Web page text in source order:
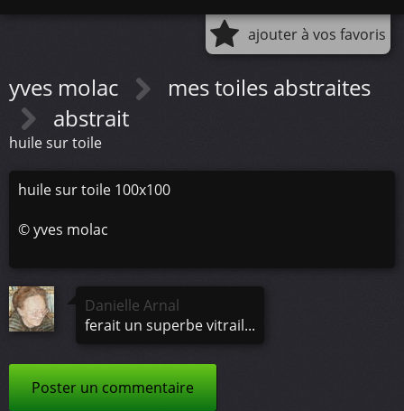
ajouter à vos favoris
yves molac
mes toiles abstraites
abstrait
huile sur toile
huile sur toile 100x100
©yves molac
Danielle Arnal
ferait un superbe vitrail...
Poster un commentaire